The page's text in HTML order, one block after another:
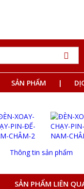
SẢN PHẨM
Thông tin sản phẩm
SẢN PHẨM LIÊN